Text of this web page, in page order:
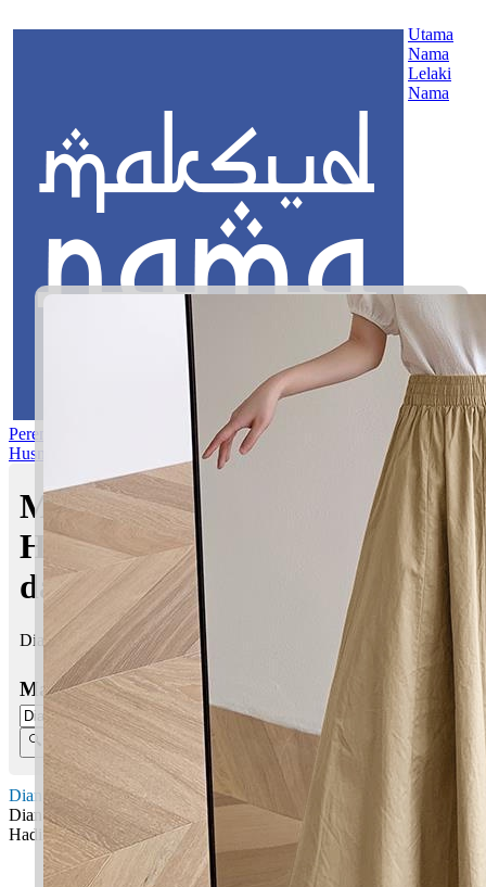
Utama
Nama
Lelaki
Nama
Perempuan Nama Gabungan Nama RasulAsma’ul
Husna
Maksud nama Dian Nadine
Hadira | Maksud Nama
dalam Islam
Dian Nadine Hadira bermaksud Cahaya; Pandai, bijak
Masukkan Nama:
Dian Nadine Hadira
Dian: Cahaya
Hadira: Pandai, bijak